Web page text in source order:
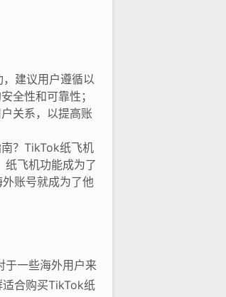
建议用户遵循以
全性和可靠性；
关系，以提高账
？TikTok纸飞机
飞机功能成为了
账号就成为了他
于一些海外用户来
合购买TikTok纸